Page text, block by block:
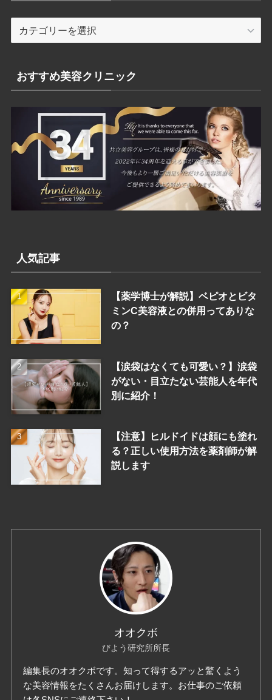
テ
リ
ー
おすすめ美容クリニック
人気記事
【薬学博士が解説】ベピオとビタ
ミンC美容液との併用ってありな
の？
【涙袋はなくても可愛い？】涙袋
がない・目立たない芸能人を年代
別に紹介！
【注意】ヒルドイドは顔にも塗れ
る？正しい使用方法を薬剤師が解
説します
オオクボ
びよう研究所所長
編集長のオオクボです。知って得するアッと驚くよう
な美容情報をたくさんお届けします。お仕事のご依頼